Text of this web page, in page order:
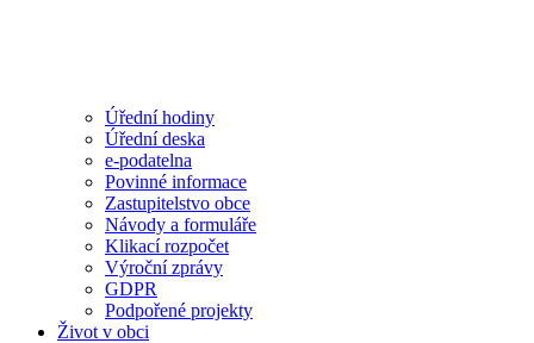
Úřední hodiny
Úřední deska
e-podatelna
Povinné informace
Zastupitelstvo obce
Návody a formuláře
Klikací rozpočet
Výroční zprávy
GDPR
Podpořené projekty
Život v obci